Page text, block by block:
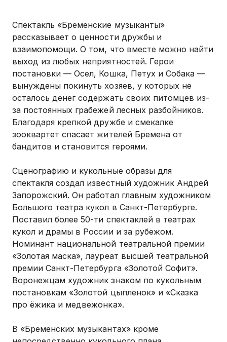
Спектакль «Бременские музыканты»
рассказывает о ценности дружбы и
взаимопомощи. О том, что вместе можно найти
выход из любых неприятностей. Герои
постановки — Осел, Кошка, Петух и Собака —
вынуждены покинуть хозяев, у которых не
осталось денег содержать своих питомцев из-
за постоянных грабежей лесных разбойников.
Благодаря крепкой дружбе и смекалке
зооквартет спасает жителей Бремена от
бандитов и становится героями.
Сценографию и кукольные образы для
спектакля создал известный художник Андрей
Запорожский. Он работал главным художником
Большого театра кукол в Санкт-Петербурге.
Поставил более 50-ти спектаклей в театрах
кукол и драмы в России и за рубежом.
Номинант национальной театральной премии
«Золотая маска», лауреат высшей театральной
премии Санкт-Петербурга «Золотой Софит».
Воронежцам художник знаком по кукольным
постановкам «Золотой цыпленок» и «Сказка
про ёжика и медвежонка».
В «Бременских музыкантах» кроме